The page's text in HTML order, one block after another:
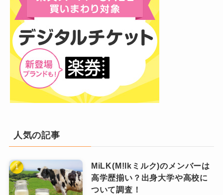
は、ファンから見ても理想的なカップルといえ
ます！
せん。
ファンの間でもプライベートを徹底して非公開
にしている印象があり、今後本人が公表しない
限りは情報が出てこない可能性もあります。
冨田洋之進さんに関しても同様で、結婚を公式
に発表していないため「お相手がいるのかどう
か」自体が不明です。
者かも？」といった憶測が広がる程度
で、具体的な相手の存在や妻に関する
エピソードは確認されていません。
人気の記事
MiLK(M!lkミルク)のメンバーは
高学歴揃い？出身大学や高校に
ついて調査！